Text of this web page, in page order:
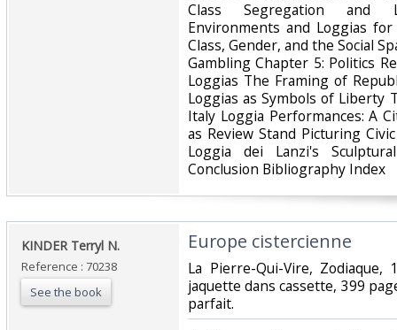
Class Segregation and
Environments and Loggias
Class, Gender, and the Social
Gambling Chapter 5: Politics
Loggias The Framing of
Loggias as Symbols of Liberty
Italy Loggia Performances: A
as Review Stand Picturing
Loggia dei Lanzi's
Conclusion Bibliography Index‎
‎KINDER Terryl N.‎
Reference : 70238
See the book
‎Europe cistercienne‎
‎La Pierre-Qui-Vire,
jaquette dans cassette, 399
parfait.‎